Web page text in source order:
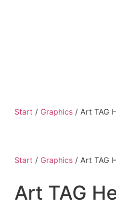
Start / Graphics / Art TAG
Start / Graphics / Art TAG
Art TAG